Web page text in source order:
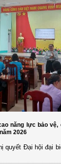
năng lực bảo
2026
quyết Đại hội đại